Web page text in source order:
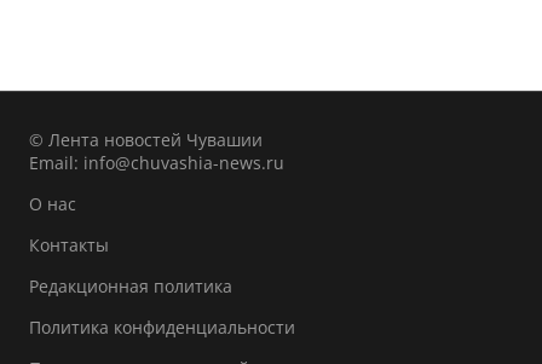
© Лента новостей Чувашии
Email: info@chuvashia-news.ru
О нас
Контакты
Редакционная политика
Политика конфиденциальности